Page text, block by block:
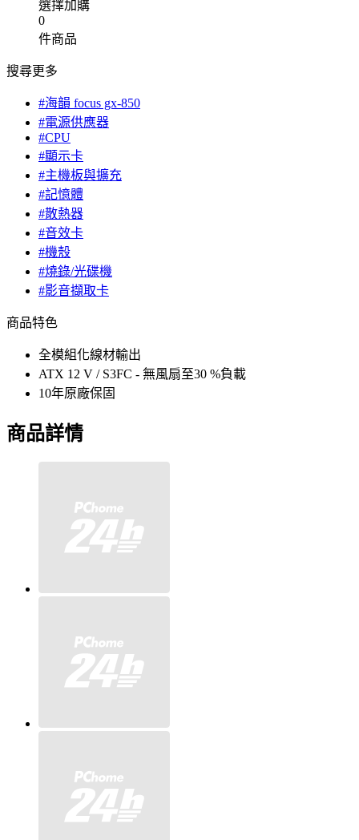
選擇加購
0
件商品
搜尋更多
#海韻 focus gx-850
#電源供應器
#CPU
#顯示卡
#主機板與擴充
#記憶體
#散熱器
#音效卡
#機殼
#燒錄/光碟機
#影音擷取卡
商品特色
全模組化線材輸出
ATX 12 V / S3FC - 無風扇至30 %負載
10年原廠保固
商品詳情